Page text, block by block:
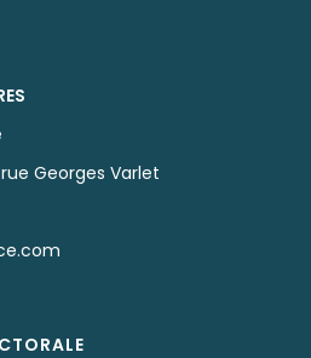
Georges Varlet